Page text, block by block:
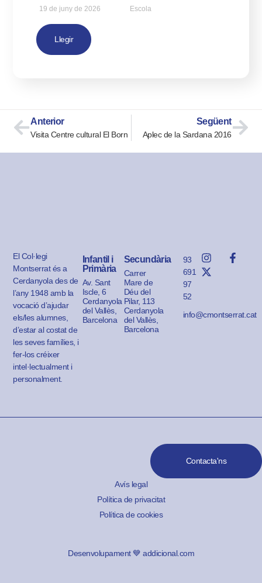
19 de juny de 2026 Escola
Llegir
Anterior
Visita Centre cultural El Born
Següent
Aplec de la Sardana 2016
El Col·legi
Montserrat és a
Cerdanyola des de
l’any 1948 amb la
vocació d’ajudar
els/les alumnes,
d’estar al costat de
les seves famílies, i
fer-los créixer
intel·lectualment i
personalment.
Infantil i
Primària
Av. Sant
Iscle, 6
Cerdanyola
del Vallès,
Barcelona
Secundària
Carrer
Mare de
Déu del
Pilar, 113
Cerdanyola
del Vallès,
Barcelona
93
691
97
52
info@cmontserrat.cat
Contacta'ns
Avís legal
Política de privacitat
Política de cookies
Desenvolupament 💙 addicional.com